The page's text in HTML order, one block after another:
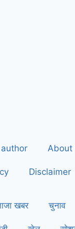
About
Disclaimer
खबर चुनाव